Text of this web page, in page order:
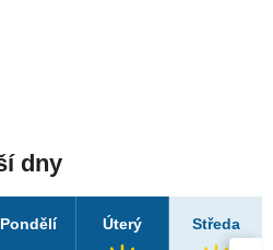
dny
Pondělí Úterý Středa